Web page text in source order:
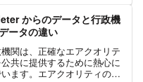
界の 4300 以上の都市を対...
からのデータと行政機
ータの違い
関は、正確なエアクオリテ
共に提供するために熱心に
ます。エアクオリティの情